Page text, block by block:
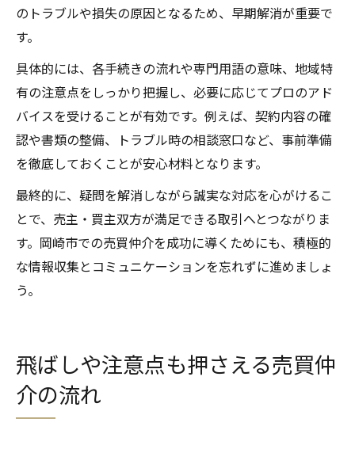
のトラブルや損失の原因となるため、早期解消が重要で
す。
具体的には、各手続きの流れや専門用語の意味、地域特
有の注意点をしっかり把握し、必要に応じてプロのアド
バイスを受けることが有効です。例えば、契約内容の確
認や書類の整備、トラブル時の相談窓口など、事前準備
を徹底しておくことが安心材料となります。
最終的に、疑問を解消しながら誠実な対応を心がけるこ
とで、売主・買主双方が満足できる取引へとつながりま
す。岡崎市での売買仲介を成功に導くためにも、積極的
な情報収集とコミュニケーションを忘れずに進めましょ
う。
飛ばしや注意点も押さえる売買仲
介の流れ